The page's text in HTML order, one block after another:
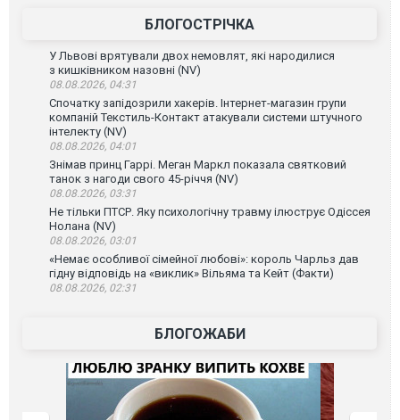
БЛОГОСТРІЧКА
У Львові врятували двох немовлят, які народилися
з кишківником назовні (NV)
08.08.2026, 04:31
Спочатку запідозрили хакерів. Інтернет-магазин групи
компаній Текстиль-Контакт атакували системи штучного
інтелекту (NV)
08.08.2026, 04:01
Знімав принц Гаррі. Меган Маркл показала святковий
танок з нагоди свого 45-річчя (NV)
08.08.2026, 03:31
Не тільки ПТСР. Яку психологічну травму ілюструє Одіссея
Нолана (NV)
08.08.2026, 03:01
«Немає особливої сімейної любові»: король Чарльз дав
гідну відповідь на «виклик» Вільяма та Кейт (Факти)
08.08.2026, 02:31
БЛОГОЖАБИ